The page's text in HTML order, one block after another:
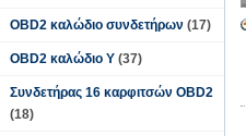
OBD2 καλώδιο συνδετήρων (17)
OBD2 καλώδιο Υ (37)
Συνδετήρας 16 καρφιτσών OBD2
(18)